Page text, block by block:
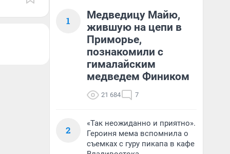
1
Медведицу Майю,
жившую на цепи в
Приморье,
познакомили с
гималайским
медведем Фиником
21 684 7
2
«Так неожиданно и приятно».
Героиня мема вспомнила о
съемках с гуру пикапа в кафе